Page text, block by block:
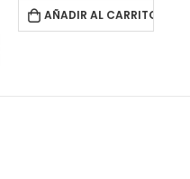
AÑADIR AL CARRITO